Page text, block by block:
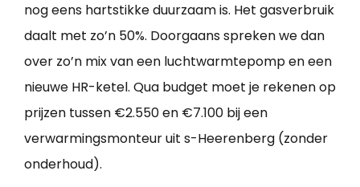
nog eens hartstikke duurzaam is. Het gasverbruik
daalt met zo’n 50%. Doorgaans spreken we dan
over zo’n mix van een luchtwarmtepomp en een
nieuwe HR-ketel. Qua budget moet je rekenen op
prijzen tussen €2.550 en €7.100 bij een
verwarmingsmonteur uit s-Heerenberg (zonder
onderhoud).